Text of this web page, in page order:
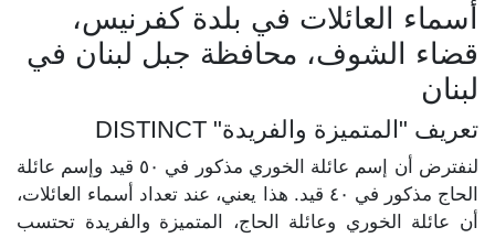
أسماء العائلات في بلدة كفرنيس،
قضاء الشوف، محافظة جبل لبنان في
لبنان
تعريف "المتميزة والفريدة" DISTINCT
لنفترض أن إسم عائلة الخوري مذكور في ٥٠ قيد وإسم عائلة
الحاج مذكور في ٤٠ قيد. هذا يعني، عند تعداد أسماء العائلات،
أن عائلة الخوري وعائلة الحاج، المتميزة والفريدة تحتسب